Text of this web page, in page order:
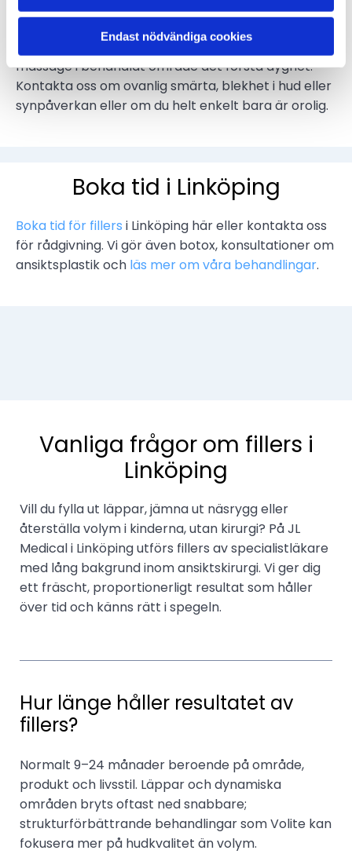
Endast nödvändiga cookies
De vanligaste reaktionerna är tillfällig svullnad och
blåmärken. Du ska undvika hård träning, bastu och
massage i behandlat område det första dygnet.
Kontakta oss om ovanlig smärta, blekhet i hud eller
synpåverkan eller om du helt enkelt bara är orolig.
Boka tid i Linköping
Boka tid för fillers i Linköping här eller kontakta oss
för rådgivning. Vi gör även botox, konsultationer om
ansiktsplastik och läs mer om våra behandlingar.
Vanliga frågor om fillers i
Linköping
Vill du fylla ut läppar, jämna ut näsrygg eller
återställa volym i kinderna, utan kirurgi? På JL
Medical i Linköping utförs fillers av specialistläkare
med lång bakgrund inom ansiktskirurgi. Vi ger dig
ett fräscht, proportionerligt resultat som håller
över tid och känns rätt i spegeln.
Hur länge håller resultatet av
fillers?
Normalt 9–24 månader beroende på område,
produkt och livsstil. Läppar och dynamiska
områden bryts oftast ned snabbare;
strukturförbättrande behandlingar som Volite kan
fokusera mer på hudkvalitet än volym.